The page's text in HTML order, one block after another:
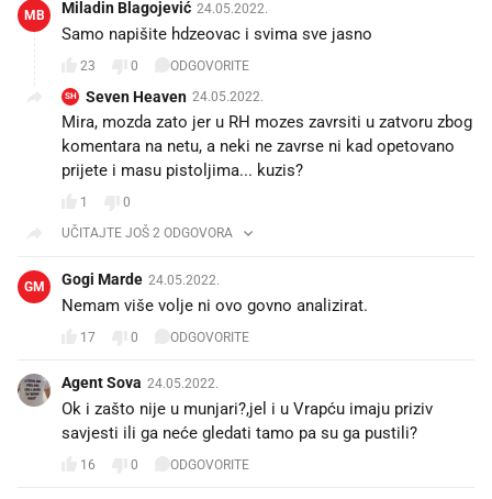
MB Miladin Blagojević 24.05.2022.
Samo napišite hdzeovac i svima sve jasno
23 0 ODGOVORITE
SH Seven Heaven 24.05.2022.
Mira, mozda zato jer u RH mozes zavrsiti u zatvoru zbog
komentara na netu, a neki ne zavrse ni kad opetovano
prijete i masu pistoljima... kuzis?
1
0
UČITAJTE JOŠ 2 ODGOVORA
GM Gogi Marde 24.05.2022.
Nemam više volje ni ovo govno analizirat.
17 0 ODGOVORITE
Agent Sova 24.05.2022.
Ok i zašto nije u munjari?,jel i u Vrapću imaju priziv
savjesti ili ga neće gledati tamo pa su ga pustili?
16 0 ODGOVORITE